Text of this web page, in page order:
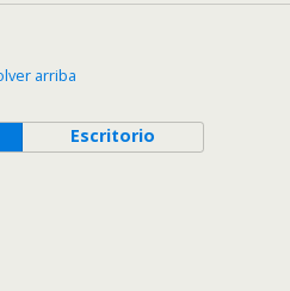
arriba
Escritorio